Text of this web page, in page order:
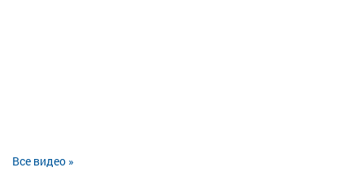
Все видео »